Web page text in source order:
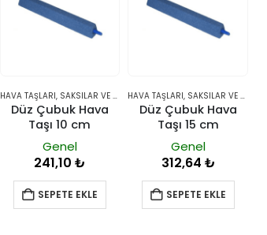
HAVA TAŞLARI, SAKSILAR VE YETIŞTIRME SISTEMLERI
Düz Çubuk Hava
Taşı 10 cm
Genel
241,10₺
SEPETE EKLE
HAVA TAŞLARI, SAKSILAR VE YETIŞTIRME SISTEMLERI
Düz Çubuk Hava
Taşı 15 cm
Genel
312,64 ₺
SEPETE EKLE